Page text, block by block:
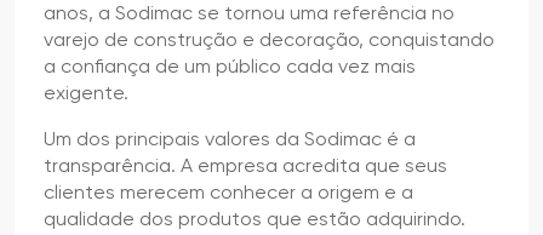
anos, a Sodimac se tornou uma referência no
varejo de construção e decoração, conquistando
a confiança de um público cada vez mais
exigente.
Um dos principais valores da Sodimac é a
transparência. A empresa acredita que seus
clientes merecem conhecer a origem e a
qualidade dos produtos que estão adquirindo.